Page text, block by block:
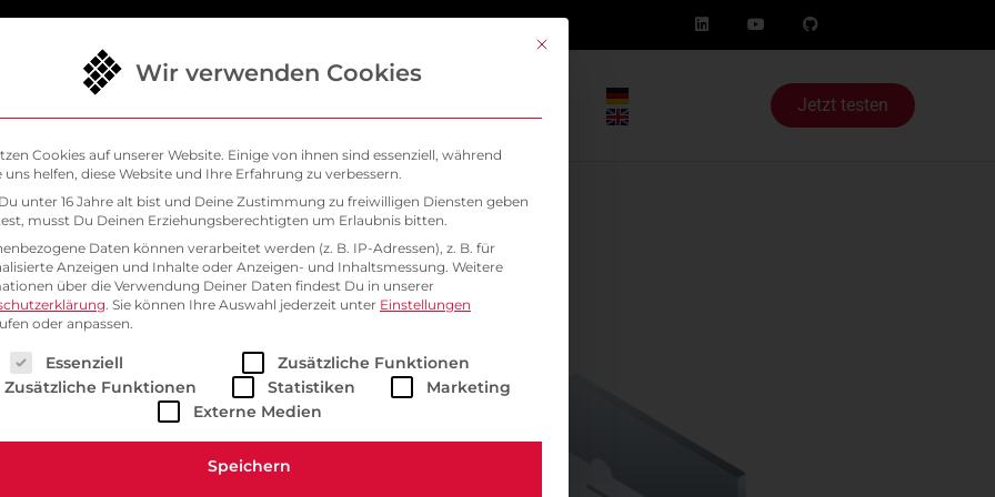
Jetzt testen
Mit diesem Button wird der Dialog geschlossen. Seine
Wir verwenden Cookies
Cookies auf unserer Website. Einige von ihnen sind essenziell, während
uns helfen, diese Website und Ihre Erfahrung zu verbessern.
unter 16 Jahre alt bist und Deine Zustimmung zu freiwilligen Diensten geben
musst Du Deinen Erziehungsberechtigten um Erlaubnis bitten.
Daten können verarbeitet werden (z. B. IP-Adressen), z. B. für
Anzeigen und Inhalte oder Anzeigen- und Inhaltsmessung. Weitere
über die Verwendung Deiner Daten findest Du in unserer
. Sie können Ihre Auswahl jederzeit unter Einstellungen
oder anpassen.
eine Liste der Service-Gruppen, für die eine Einwilligung erteilt werden kann. Die erste Service-Gruppe ist
Essenziell
Zusätzliche Funktionen
Zusätzliche Funktionen
Statistiken
Marketing
Externe Medien
Speichern